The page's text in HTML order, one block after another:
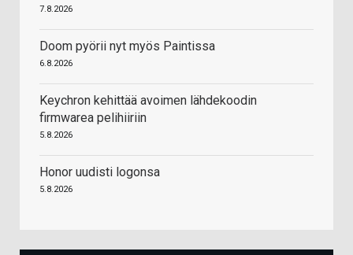
7.8.2026
Doom pyörii nyt myös Paintissa
6.8.2026
Keychron kehittää avoimen lähdekoodin
firmwarea pelihiiriin
5.8.2026
Honor uudisti logonsa
5.8.2026